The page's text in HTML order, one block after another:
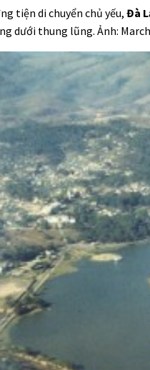
tiện di chuyển chủ yếu, Đà
dưới thung lũng. Ảnh: